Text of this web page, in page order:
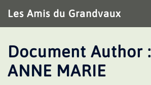
au
contenu
Les Amis du Grandvaux
Document Author :
ANNE MARIE